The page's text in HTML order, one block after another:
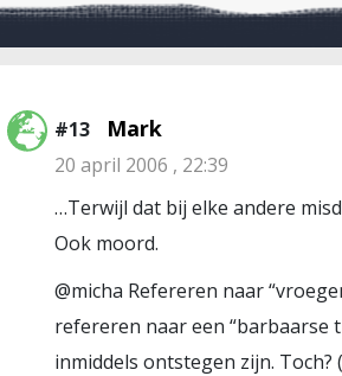
#13 Mark
20 april 2006 , 22:39
…Terwijl dat bij elke andere
Ook moord.
@micha Refereren naar
refereren naar een “barbaarse
inmiddels ontstegen zijn. Toch?